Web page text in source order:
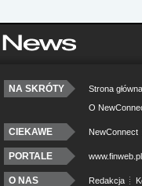
NA SKRÓTY Strona główna
O
CIEKAWE NewConnect
PORTALE www.finweb.pl
O NAS Redakcja